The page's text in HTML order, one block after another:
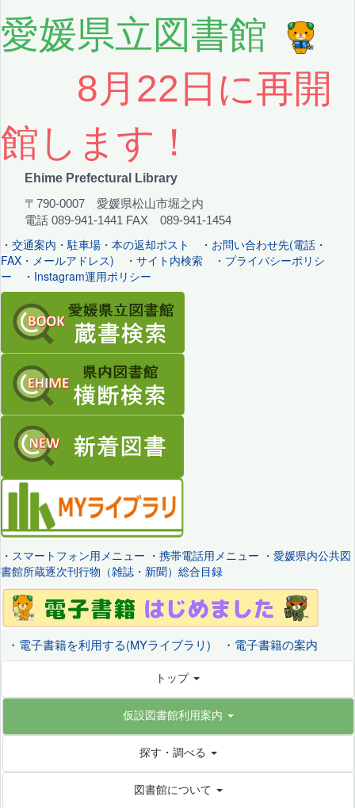
愛媛県立図書館
8月22日に再開
館します！
Ehime Prefectural Library
〒790-0007 愛媛県松山市堀之内
電話 089-941-1441 FAX 089-941-1454
・ 交通案内・駐車場・本の返却ポスト ・ お問い合わせ先(電話・
FAX・メールアドレス) ・ サイト内検索 ・ プライバシーポリシ
ー ・ Instagram運用ポリシー
・ スマートフォン用メニュー ・ 携帯電話用メニュー ・ 愛媛県内公共図
書館所蔵逐次刊行物（雑誌・新聞）総合目録
・ 電子書籍を利用する(MYライブラリ) ・ 電子書籍の案内
トップ
仮設図書館利用案内
探す・調べる
図書館について